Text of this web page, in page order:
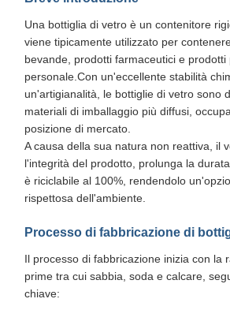
Una bottiglia di vetro è un contenitore
viene tipicamente utilizzato per
bevande, prodotti farmaceutici e prodotti
personale.Con un'eccellente stabilità
un'artigianalità, le bottiglie di vetro sono
materiali di imballaggio più diffusi,
posizione di mercato.
A causa della sua natura non reattiva, il
l'integrità del prodotto, prolunga la
è riciclabile al 100%, rendendolo
rispettosa dell'ambiente.
Processo di fabbricazione di
Il processo di fabbricazione inizia con la
prime tra cui sabbia, soda e calcare,
chiave: